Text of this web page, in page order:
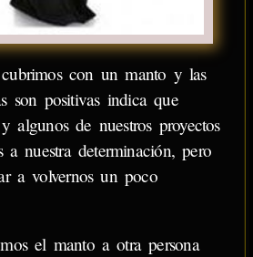
con un manto y las
son positivas indica que
algunos de nuestros proyectos
a nuestra determinación, pero
a volvernos un poco
el manto a otra persona